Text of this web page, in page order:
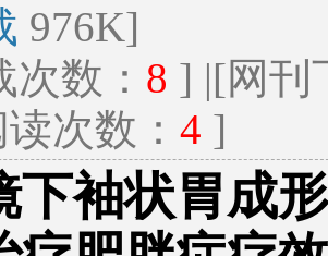
976K]
次数： 8 ] |[网刊
次数： 4 ]
下袖状胃成